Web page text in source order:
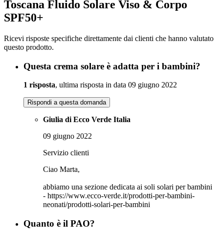
Toscana Fluido Solare Viso & Corpo
SPF50+
Ricevi risposte specifiche direttamente dai clienti che hanno valutato
questo prodotto.
Questa crema solare è adatta per i bambini?
1 risposta, ultima risposta in data 09 giugno 2022
Rispondi a questa domanda
Giulia di Ecco Verde Italia
09 giugno 2022
Servizio clienti
Ciao Marta,
abbiamo una sezione dedicata ai soli solari per bambini
- https://www.ecco-verde.it/prodotti-per-bambini-
neonati/prodotti-solari-per-bambini
Quanto è il PAO?